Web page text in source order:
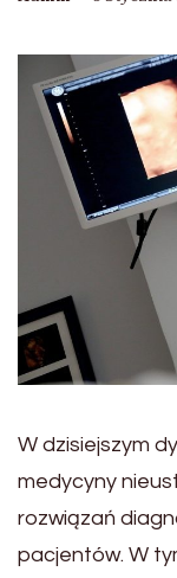
W dzisiejszym
medycyny
rozwiązań
pacjentów. W